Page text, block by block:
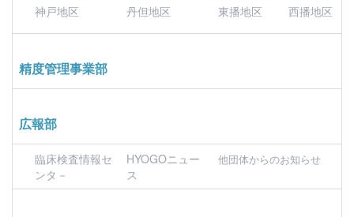
神戸地区 丹但地区 東播地区 西播地区
精度管理事業部
広報部
臨床検査情報セ
ンタ－
HYOGOニュー
ス
他団体からのお知らせ